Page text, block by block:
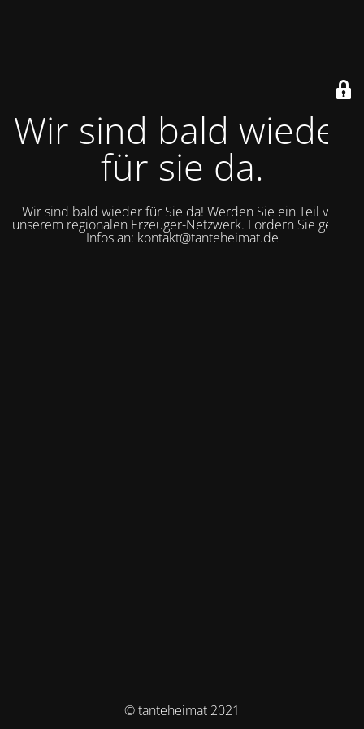
Wir sind bald wieder
für sie da.
Wir sind bald wieder für Sie da! Werden Sie ein Teil von
unserem regionalen Erzeuger-Netzwerk. Fordern Sie gerne
Infos an: kontakt@tanteheimat.de
© tanteheimat 2021